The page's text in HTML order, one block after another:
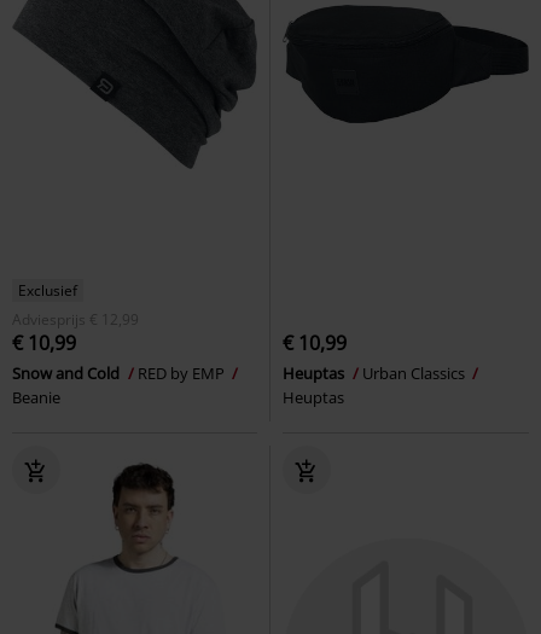
Exclusief
Adviesprijs
€ 12,99
€ 10,99
Snow and Cold
RED by EMP
Beanie
€ 10,99
Heuptas
Urban Classics
Heuptas